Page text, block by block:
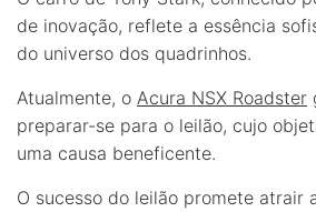
de inovação, reflete a essência
do universo dos quadrinhos.
Atualmente, o Acura NSX Roadster
preparar-se para o leilão, cujo
uma causa beneficente.
O sucesso do leilão promete atrair